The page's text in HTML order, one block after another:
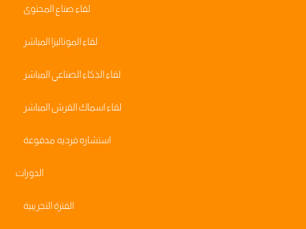
لقاء صناع المحتوى
لقاء الموناليزا المباشر
لقاء الذكاء الصناعي المباشر
لقاء اسماك القرش المباشر
استشاره فرديه مدفوعة
الدورات
الفترة التجريبية